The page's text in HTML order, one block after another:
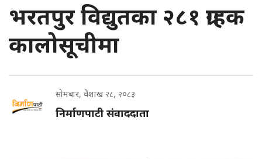
भरतपुर विद्युतका २८१ ग्राहक
कालोसूचीमा
सोमबार, वैशाख २८, २०८३
निर्माणपाटी संवाददाता